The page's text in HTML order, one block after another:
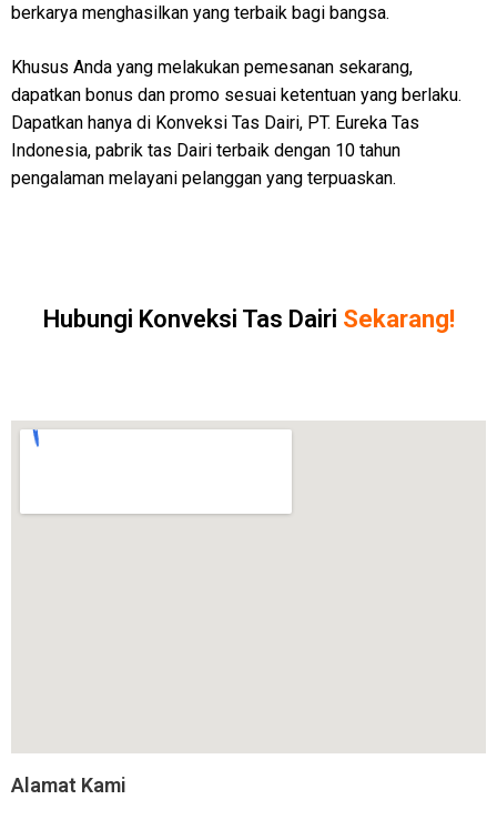
berkarya menghasilkan yang terbaik bagi bangsa.
Khusus Anda yang melakukan pemesanan sekarang,
dapatkan bonus dan promo sesuai ketentuan yang berlaku.
Dapatkan hanya di Konveksi Tas Dairi, PT. Eureka Tas
Indonesia, pabrik tas Dairi terbaik dengan 10 tahun
pengalaman melayani pelanggan yang terpuaskan.
Hubungi Konveksi Tas Dairi Sekarang!
Alamat Kami